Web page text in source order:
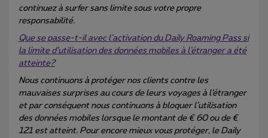
continuez à surfer sans limite sous votre propre
responsabilité.
Que se passe-t-il avec l’activation du Daily Roaming Pass si
la limite d’utilisation des données mobiles à l’étranger a été
atteinte?
Nous continuons à protéger nos clients contre les
mauvaises surprises au cours de leurs voyages à l’étranger
et par conséquent nous continuons à bloquer l’utilisation
des données mobiles lorsque le montant de € 60 ou de €
121 est atteint. Pour encore mieux vous protéger, le Daily